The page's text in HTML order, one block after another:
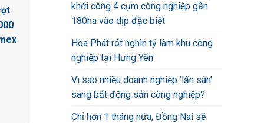
khởi công 4 cụm công nghiệp gần
180ha vào dịp đặc biệt
Hòa Phát rót nghìn tỷ làm khu công
nghiệp tại Hưng Yên
Vì sao nhiều doanh nghiệp ‘lấn sân’
sang bất động sản công nghiệp?
Chỉ hơn 1 tháng nữa, Đồng Nai sẽ